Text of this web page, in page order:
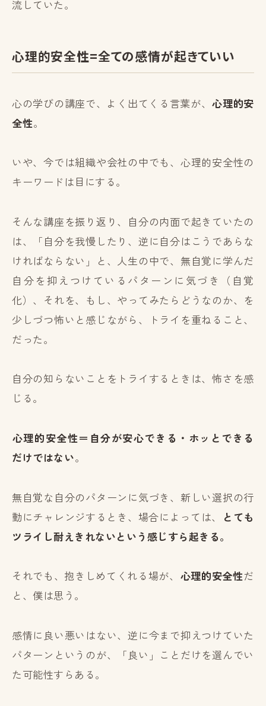
流していた。
心理的安全性=全ての感情が起きていい
心の学びの講座で、よく出てくる言葉が、 心理的安
全性。
いや、今では組織や会社の中でも、心理的安全性の
キーワードは目にする。
そんな講座を振り返り、自分の内面で起きていたの
は、「自分を我慢したり、逆に自分はこうであらな
ければならない」と、人生の中で、無自覚に学んだ
自分を抑えつけているパターンに気づき（自覚
化）、それを、もし、やってみたらどうなのか、を
少しづつ怖いと感じながら、トライを重ねること、
だった。
自分の知らないことをトライするときは、怖さを感
じる。
心理的安全性＝自分が安心できる・ホッとできる
だけではない。
無自覚な自分のパターンに気づき、新しい選択の行
動にチャレンジするとき、場合によっては、
とても
ツライし耐えきれないという感じすら起きる。
それでも、抱きしめてくれる場が、 心理的安全性だ
と、僕は思う。
感情に良い悪いはない、逆に今まで抑えつけていた
パターンというのが、「良い」ことだけを選んでい
た可能性すらある。